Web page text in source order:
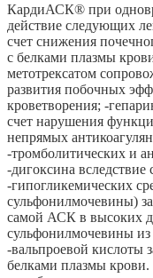
КардиАСК® при
действие следующих
счет снижения
с белками плазмы
метотрексатом
развития побочных
кроветворения; -
счет нарушения
непрямых
-тромболитических и
-дигоксина
-гипогликемических
сульфонилмочевины)
самой АСК в высоких
сульфонилмочевины из
-вальпроевой кислоты
белками плазмы